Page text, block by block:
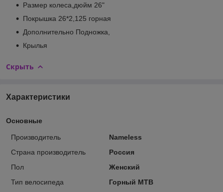
Размер колеса,дюйм 26"
Покрышка 26*2,125 горная
Дополнительно Подножка,
Крылья
Скрыть
Характеристики
Основные
Производитель
Nameless
Страна производитель
Россия
Пол
Женский
Тип велосипеда
Горный MTB